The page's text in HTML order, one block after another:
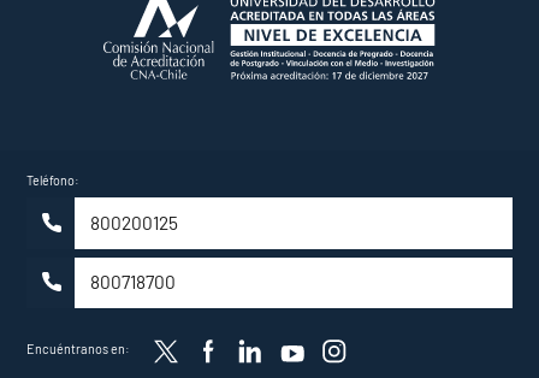
Teléfono:
800200125
800718700
Encuéntranos en: Twitter FacebookLinkedInYouTubeInstagram